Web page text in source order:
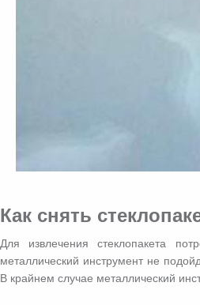
Как снять
Для извлечения стеклопакета
металлический инструмент не
В крайнем случае металлический